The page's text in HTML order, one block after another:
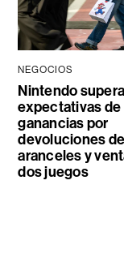
NEGOCIOS
Nintendo supera
expectativas de
ganancias por
devoluciones de
aranceles y
dos juegos